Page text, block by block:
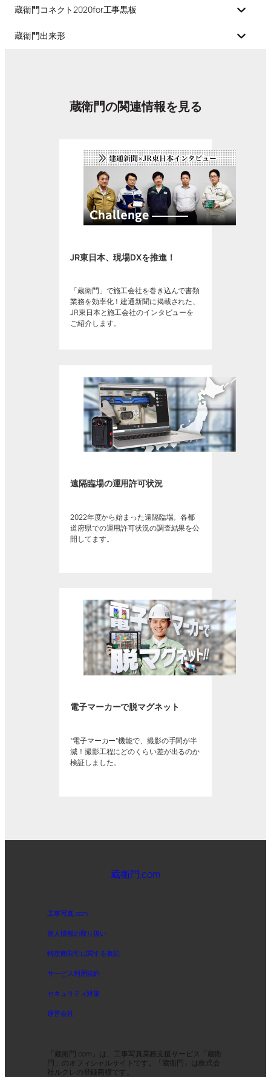
蔵衛門コネクト2020for工事黒板
蔵衛門出来形
蔵衛門の関連情報を見る
JR東日本、現場DXを推進！
「蔵衛門」で施工会社を巻き込んで書類
業務を効率化！建通新聞に掲載された、
JR東日本と施工会社のインタビューを
ご紹介します。
遠隔臨場の運用許可状況
2022年度から始まった遠隔臨場。各都
道府県での運用許可状況の調査結果を公
開してます。
電子マーカーで脱マグネット
“電子マーカー”機能で、撮影の手間が半
減！撮影工程にどのくらい差が出るのか
検証しました。
蔵衛門.com
工事写真.com
個人情報の取り扱い
特定商取引に関する表記
サービス利用規約
セキュリティ対策
運営会社
「蔵衛門.com」は、工事写真業務支援サービス「蔵衛
門」のオフィシャルサイトです。「蔵衛門」は株式会
社ルクレの登録商標です。